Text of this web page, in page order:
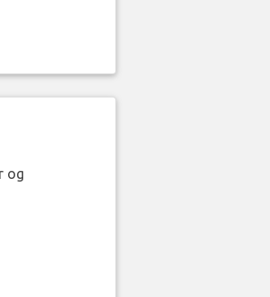
og